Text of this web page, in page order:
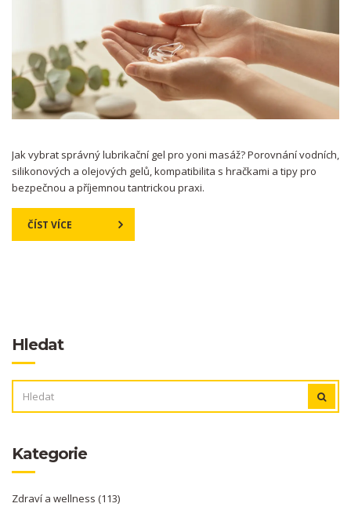
Jak vybrat správný lubrikační gel pro yoni masáž? Porovnání vodních,
silikonových a olejových gelů, kompatibilita s hračkami a tipy pro
bezpečnou a příjemnou tantrickou praxi.
ČÍST VÍCE
Hledat
Kategorie
Zdraví a wellness (113)